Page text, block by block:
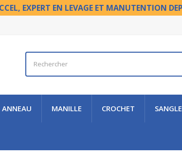
EXPERT EN LEVAGE ET MANUTENTION
ANNEAU MANILLE CROCHET SANGLE